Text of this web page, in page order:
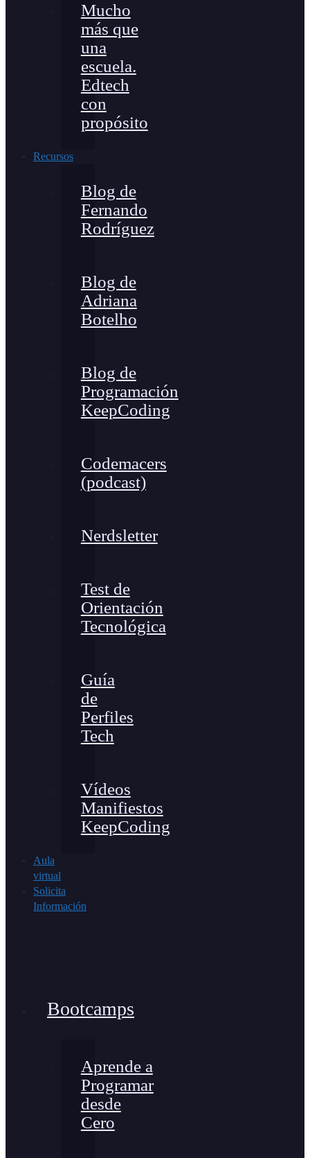
Mucho
más que
una
escuela.
Edtech
con
propósito
Recursos
Blog de
Fernando
Rodríguez
Blog de
Adriana
Botelho
Blog de
Programación
KeepCoding
Codemacers
(podcast)
Nerdsletter
Test de
Orientación
Tecnológica
Guía
de
Perfiles
Tech
Vídeos
Manifiestos
KeepCoding
Aula
virtual
Solicita
Información
Bootcamps
Aprende a
Programar
desde
Cero